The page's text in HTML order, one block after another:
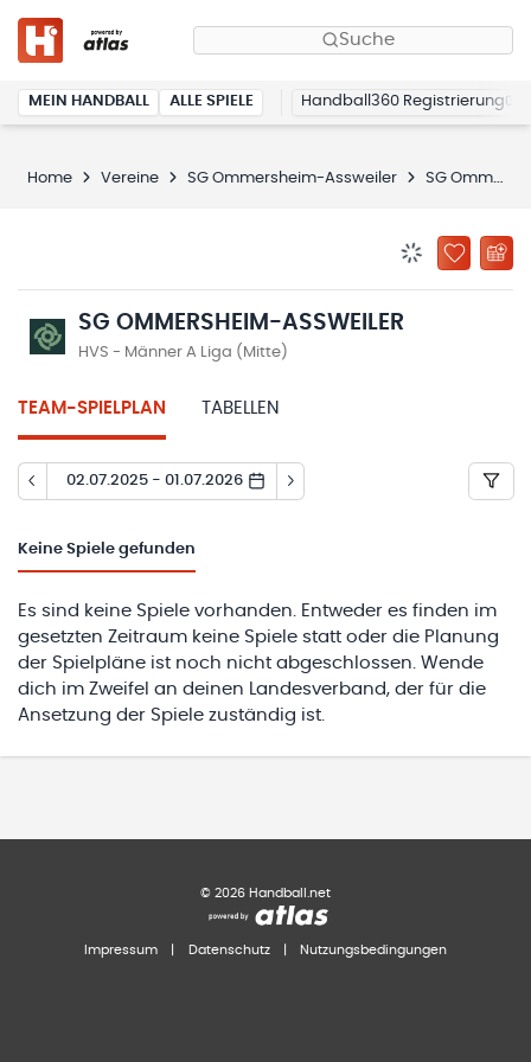
Suche
MEIN HANDBALL ALLE SPIELE Handball360 Registrierung
Home Vereine SG Ommersheim-Assweiler SG Ommersheim-Assweiler
ZU
SG OMMERSHEIM-ASSWEILER
HVS - Männer A Liga (Mitte)
TEAM-SPIELPLAN TABELLEN
02.07.2025 - 01.07.2026
Keine Spiele gefunden
Es sind keine Spiele vorhanden. Entweder es finden im
gesetzten Zeitraum keine Spiele statt oder die Planung
der Spielpläne ist noch nicht abgeschlossen. Wende
dich im Zweifel an deinen Landesverband, der für die
Ansetzung der Spiele zuständig ist.
© 2026 Handball.net
Impressum Datenschutz Nutzungsbedingungen